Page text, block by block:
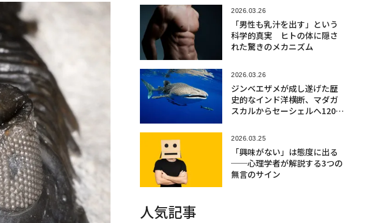
2026.03.26
「男性も乳汁を出す」という
科学的真実 ヒトの体に隠さ
れた驚きのメカニズム
2026.03.26
ジンベエザメが成し遂げた歴
史的なインド洋横断、マダガ
スカルからセーシェルへ1200
2026.03.25
「興味がない」は態度に出る
──心理学者が解説する3つの
無言のサイン
人気記事